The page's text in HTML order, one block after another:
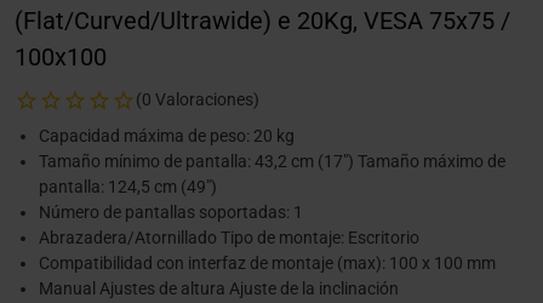
(Flat/Curved/Ultrawide) e 20Kg, VESA 75x75 /
100x100
(0 Valoraciones)
Capacidad máxima de peso: 20 kg
Tamaño mínimo de pantalla: 43,2 cm (17") Tamaño máximo de
pantalla: 124,5 cm (49")
Número de pantallas soportadas: 1
Abrazadera/Atornillado Tipo de montaje: Escritorio
Compatibilidad con interfaz de montaje (max): 100 x 100 mm
Manual Ajustes de altura Ajuste de la inclinación